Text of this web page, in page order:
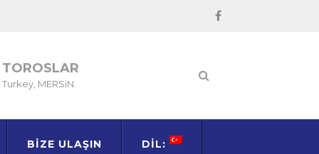
TOROSLAR
Turkey, MERSiN.
BIZE ULAŞIN DIL: